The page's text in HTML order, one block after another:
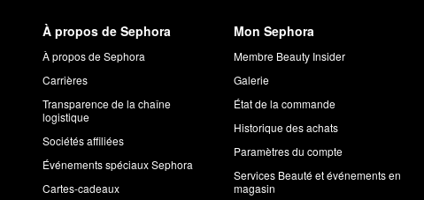
À propos de Sephora
À propos de Sephora
Carrières
Transparence de la chaîne
logistique
Sociétés affiliées
Événements spéciaux Sephora
Cartes-cadeaux
Mon Sephora
Membre Beauty Insider
Galerie
État de la commande
Historique des achats
Paramètres du compte
Services Beauté et événements en
magasin